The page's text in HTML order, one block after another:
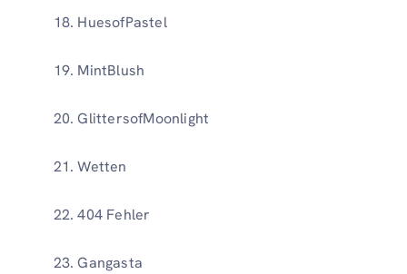
HuesofPastel
MintBlush
GlittersofMoonlight
Wetten
404 Fehler
Gangasta